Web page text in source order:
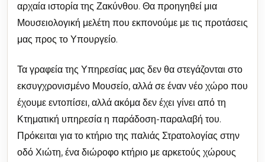
αρχαία ιστορία της Ζακύνθου. Θα προηγηθεί μια
Μουσειολογική μελέτη που εκπονούμε με τις προτάσεις
μας προς το Υπουργείο.
Τα γραφεία της Υπηρεσίας μας δεν θα στεγάζονται στο
εκσυγχρονισμένο Μουσείο, αλλά σε έναν νέο χώρο που
έχουμε εντοπίσει, αλλά ακόμα δεν έχει γίνει από τη
Κτηματική υπηρεσία η παράδοση-παραλαβή του.
Πρόκειται για το κτήριο της παλιάς Στρατολογίας στην
οδό Χιώτη, ένα διώροφο κτήριο με αρκετούς χώρους